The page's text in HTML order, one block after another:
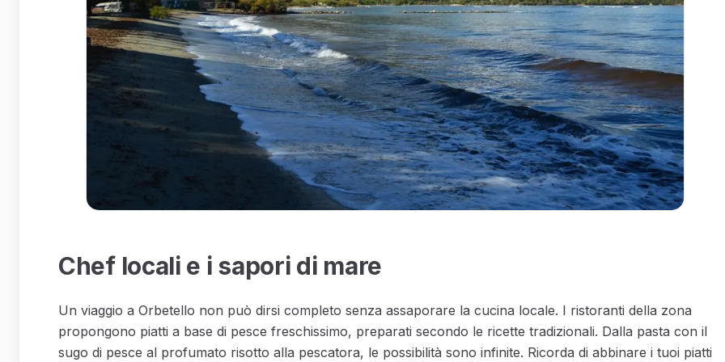
Chef locali e i sapori di mare
Un viaggio a Orbetello non può dirsi completo senza assaporare la cucina locale. I ristoranti della zona
propongono piatti a base di pesce freschissimo, preparati secondo le ricette tradizionali. Dalla pasta con il
sugo di pesce al profumato risotto alla pescatora, le possibilità sono infinite. Ricorda di abbinare i tuoi piatti